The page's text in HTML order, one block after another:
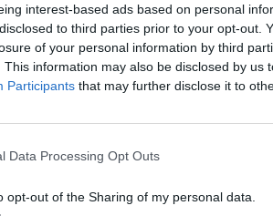
interest-based ads based on personal
to third parties prior to your opt-out.
of your personal information by third
This information may also be disclosed by us
Participants that may further disclose it to
Data Processing Opt Outs
opt-out of the Sharing of my personal data.
την επικαιρότητα. Ένα
Οι «Ράδιο Αρβύλα» σχολίασαν τα
τρόπο και έδωσαν μια άλλη